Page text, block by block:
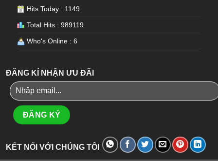
Hits Today : 1149
Total Hits : 989119
Who's Online : 6
ĐĂNG KÍ NHẬN ƯU ĐÃI
KẾT NỐI VỚI CHÚNG TÔI